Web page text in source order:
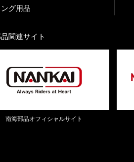
グ用品
関連サイト
南海部品オフィシャルサイト